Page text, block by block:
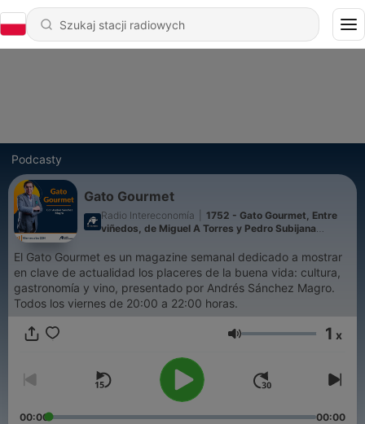
Podcasty
Gato Gourmet
Radio Intereconomía
1752 - Gato Gourmet, Entre
viñedos, de Miguel A Torres y Pedro Subijana
El Gato Gourmet es un magazine semanal dedicado a mostrar
en clave de actualidad los placeres de la buena vida: cultura,
gastronomía y vino, presentado por Andrés Sánchez Magro.
Todos los viernes de 20:00 a 22:00 horas.
Głośność 1 x
00:00 00:00